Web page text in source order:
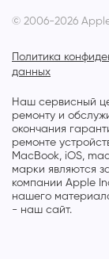
© 2006-2026
Наш сервисный
ремонту и
окончания
ремонте
MacBook, iOS,
марки являются
компании Apple
нашего
- наш сайт.
Политика
данных